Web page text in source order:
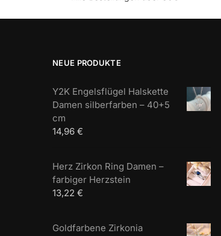
NEUE PRODUKTE
Y2K Engelsflügel Halskette
Damen silberfarben – 40+5
cm
14,96 €
Herz Zirkon Ring Damen –
farbiger Herzstein
13,22 €
Goldfarbene Zirkonia